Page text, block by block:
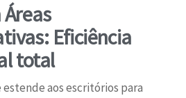
Eficiência
total
estende aos escritórios para